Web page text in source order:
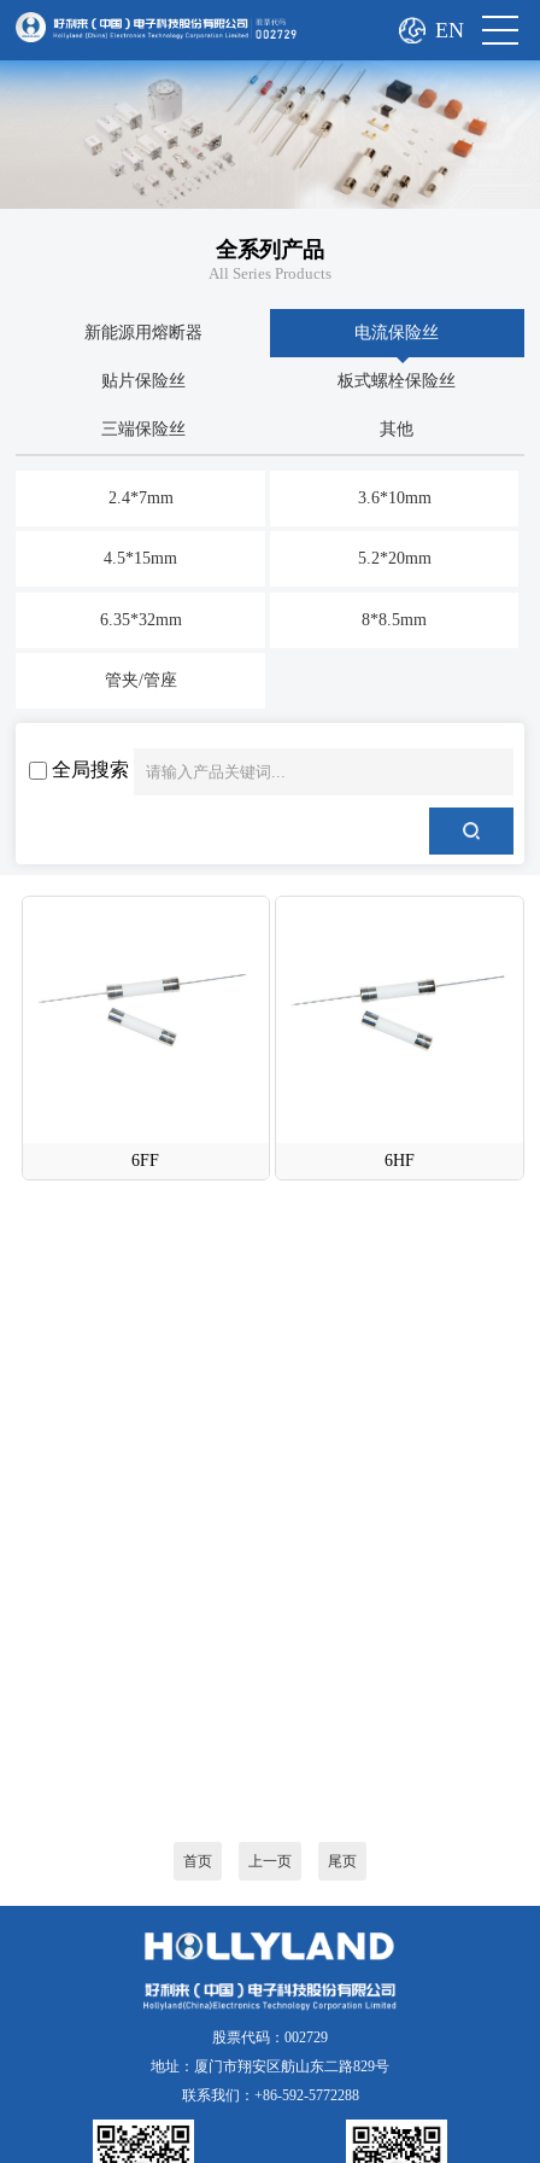
EN
全系列产品
All Series Products
新能源用熔断器 电流保险丝
贴片保险丝 板式螺栓保险丝
三端保险丝 其他
2.4*7mm 3.6*10mm
4.5*15mm 5.2*20mm
6.35*32mm 8*8.5mm
管夹/管座
全局搜索
6FF 6HF
首页 上一页 尾页
股票代码：002729
地址：厦门市翔安区舫山东二路829号
联系我们：+86-592-5772288